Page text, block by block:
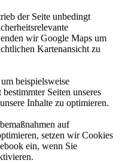
der Seite unbedingt
wir Google Maps um
Kartenansicht zu
beispielsweise
Seiten unseres
Inhalte zu optimieren.
auf
setzen wir Cookies
ein, wenn Sie